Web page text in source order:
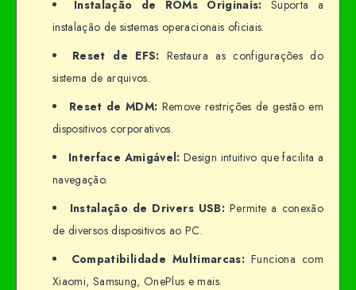
Instalação de ROMs Originais: Suporta a
instalação de sistemas operacionais oficiais.
Reset de EFS: Restaura as configurações do
sistema de arquivos.
Reset de MDM: Remove restrições de gestão em
dispositivos corporativos.
Interface Amigável: Design intuitivo que facilita a
navegação.
Instalação de Drivers USB: Permite a conexão
de diversos dispositivos ao PC.
Compatibilidade Multimarcas: Funciona com
Xiaomi, Samsung, OnePlus e mais.